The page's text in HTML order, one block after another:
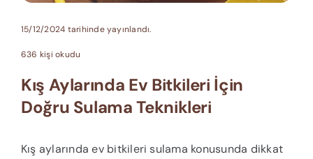
15/12/2024 tarihinde yayınlandı.
636 kişi okudu
Kış Aylarında Ev Bitkileri İçin
Doğru Sulama Teknikleri
Kış aylarında ev bitkileri sulama konusunda dikkat